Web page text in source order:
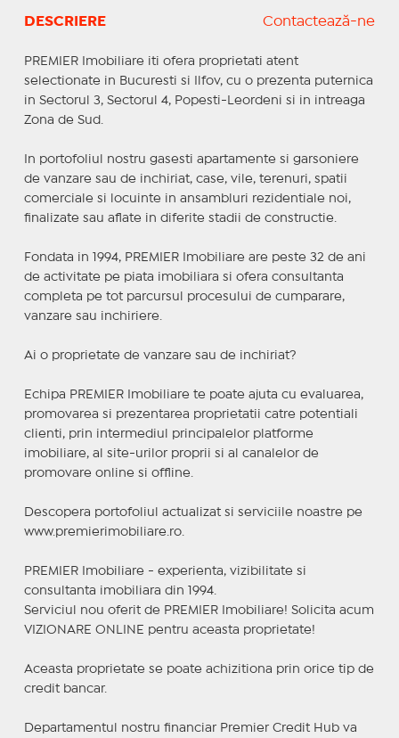
DESCRIERE Contactează-ne
PREMIER Imobiliare iti ofera proprietati atent
selectionate in Bucuresti si Ilfov, cu o prezenta puternica
in Sectorul 3, Sectorul 4, Popesti-Leordeni si in intreaga
Zona de Sud.
In portofoliul nostru gasesti apartamente si garsoniere
de vanzare sau de inchiriat, case, vile, terenuri, spatii
comerciale si locuinte in ansambluri rezidentiale noi,
finalizate sau aflate in diferite stadii de constructie.
Fondata in 1994, PREMIER Imobiliare are peste 32 de ani
de activitate pe piata imobiliara si ofera consultanta
completa pe tot parcursul procesului de cumparare,
vanzare sau inchiriere.
Ai o proprietate de vanzare sau de inchiriat?
Echipa PREMIER Imobiliare te poate ajuta cu evaluarea,
promovarea si prezentarea proprietatii catre potentiali
clienti, prin intermediul principalelor platforme
imobiliare, al site-urilor proprii si al canalelor de
promovare online si offline.
Descopera portofoliul actualizat si serviciile noastre pe
www.premierimobiliare.ro.
PREMIER Imobiliare - experienta, vizibilitate si
consultanta imobiliara din 1994.
Serviciul nou oferit de PREMIER Imobiliare! Solicita acum
VIZIONARE ONLINE pentru aceasta proprietate!
Aceasta proprietate se poate achizitiona prin orice tip de
credit bancar.
Departamentul nostru financiar Premier Credit Hub va